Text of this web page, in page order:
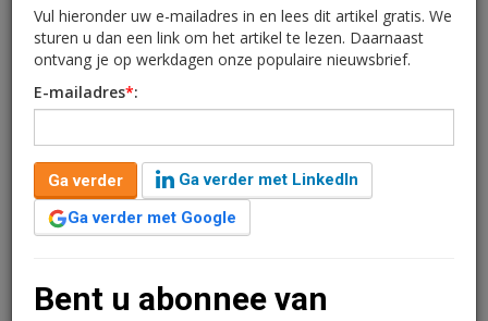
Prologis haalt 1,25
miljard dollar op met
obligaties
Redactie
28 april 2026 om 10:56
2 minuten leestijd
Prologis heeft 1,25 miljard dollar opgehaald met de
vastgoedontwikkelaar voor het aflossen van
Vul hieronder uw e-mailadres in en lees dit artikel gratis. We
sturen u dan een link om het artikel te lezen. Daarnaast
ontvang je op werkdagen onze populaire nieuwsbrief.
E-mailadres*:
Ga verder
Ga verder met LinkedIn
Ga verder met Google
Bent u abonnee van